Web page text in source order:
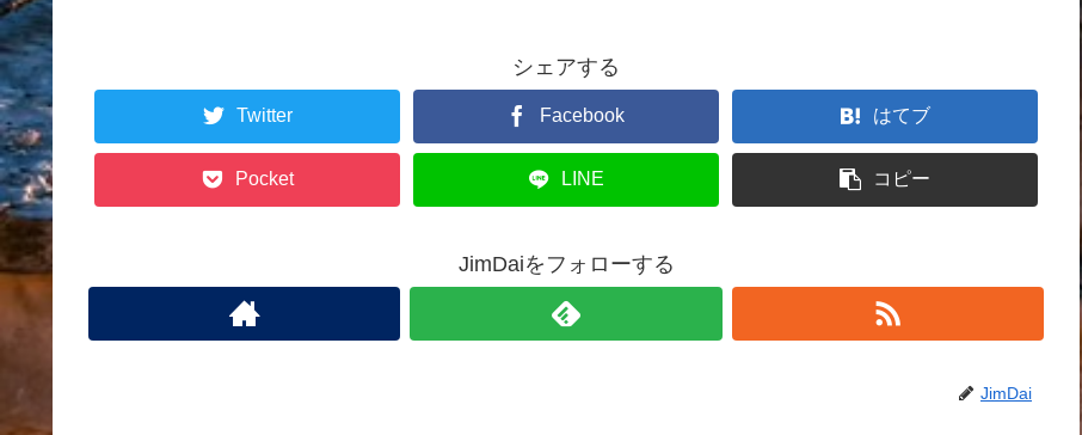
シェアする
Twitter Facebook はてブ
Pocket LINE コピー
JimDaiをフォローする
JimDai